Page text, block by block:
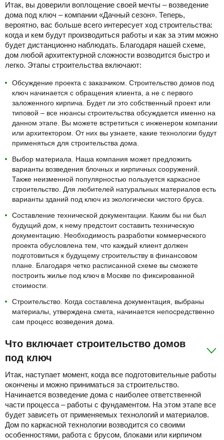
Итак, вы доверили воплощение своей мечты – возведение
дома под ключ – компании «Дачный сезон». Теперь,
вероятно, вас больше всего интересует ход строительства:
когда и кем будут производиться работы и как за этим можно
будет дистанционно наблюдать. Благодаря нашей схеме,
дом любой архитектурной сложности возводится быстро и
легко. Этапы строительства включают:
Обсуждение проекта с заказчиком. Строительство домов под
ключ начинается с обращения клиента, а не с первого
заложенного кирпича. Будет ли это собственный проект или
типовой – все нюансы строительства обсуждается именно на
данном этапе. Вы можете встретиться с инженером компании
или архитектором. От них вы узнаете, какие технологии будут
применяться для строительства дома.
Выбор материала. Наша компания может предложить
варианты возведения блочных и кирпичных сооружений.
Также неизменной популярностью пользуется каркасное
строительство. Для любителей натуральных материалов есть
варианты зданий под ключ из экологически чистого бруса.
Составление технической документации. Каким бы ни был
будущий дом, к нему предстоит составить техническую
документацию. Необходимость разработки коммерческого
проекта обусловлена тем, что каждый клиент должен
подготовиться к будущему строительству в финансовом
плане. Благодаря четко расписанной схеме вы сможете
построить жилье под ключ в Москве по фиксированной
стоимости.
Строительство. Когда составлена документация, выбраны
материалы, утверждена смета, начинается непосредственно
сам процесс возведения дома.
Что включает строительство домов
под ключ
Итак, наступает момент, когда все подготовительные работы
окончены и можно приниматься за строительство.
Начинается возведение дома с наиболее ответственной
части процесса – работы с фундаментом. На этом этапе все
будет зависеть от применяемых технологий и материалов.
Дом по каркасной технологии возводится со своими
особенностями, работа с брусом, блоками или кирпичом